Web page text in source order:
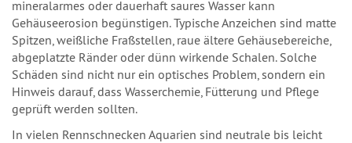
mineralarmes oder dauerhaft saures Wasser kann
Gehäuseerosion begünstigen. Typische Anzeichen sind matte
Spitzen, weißliche Fraßstellen, raue ältere Gehäusebereiche,
abgeplatzte Ränder oder dünn wirkende Schalen. Solche
Schäden sind nicht nur ein optisches Problem, sondern ein
Hinweis darauf, dass Wasserchemie, Fütterung und Pflege
geprüft werden sollten.
In vielen Rennschnecken Aquarien sind neutrale bis leicht